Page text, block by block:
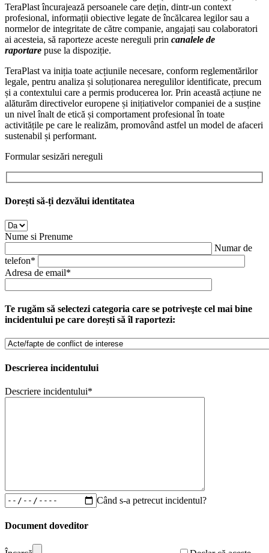
TeraPlast încurajează persoanele care dețin, dintr-un context
profesional, informații obiective legate de încălcarea legilor sau a
normelor de integritate de către companie, angajați sau colaboratori
ai acesteia, să raporteze aceste nereguli prin canalele de
raportare puse la dispoziție.
TeraPlast va iniția toate acțiunile necesare, conform reglementărilor
legale, pentru analiza și soluționarea neregulilor identificate, precum
și a contextului care a permis producerea lor. Prin această acțiune ne
alăturăm directivelor europene și inițiativelor companiei de a susține
un nivel înalt de etică și comportament profesional în toate
activitățile pe care le realizăm, promovând astfel un model de afaceri
sustenabil și performant.
Formular sesizări nereguli
Dorești să-ți dezvălui identitatea
Nume si Prenume
Numar de
telefon*
Adresa de email*
Te rugăm să selectezi categoria care se potriveşte cel mai bine
incidentului pe care dorești să îl raportezi:
Descrierea incidentului
Descriere incidentului*
Când s-a petrecut incidentul?
Document doveditor